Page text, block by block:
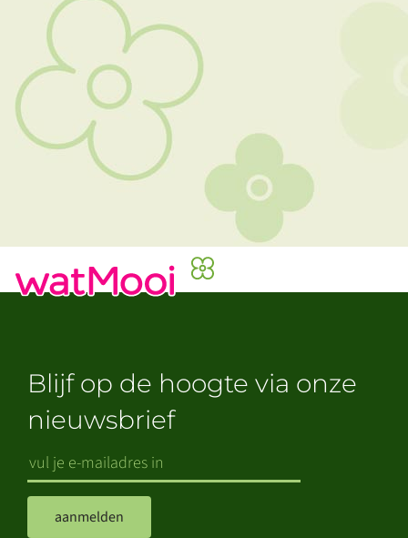
Blijf op de hoogte via onze
nieuwsbrief
aanmelden